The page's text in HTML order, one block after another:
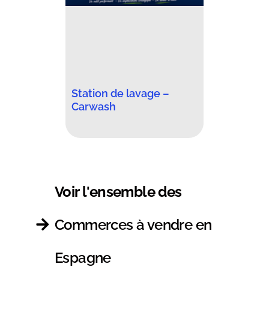
Station de lavage –
Carwash
Voir l'ensemble des
Commerces à vendre en
Espagne